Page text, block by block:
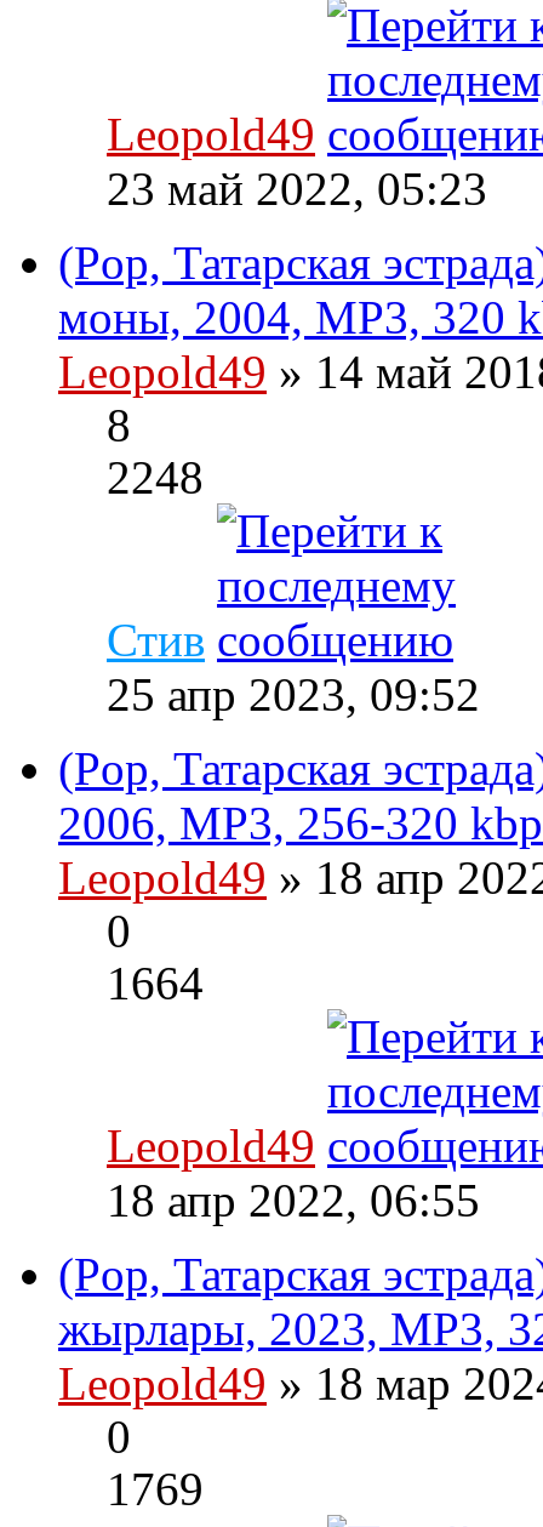
Leopold49
23 май 2022, 05:23
(Pop, Татарская
моны, 2004, MP3, 320
Leopold49 » 14 май
8
2248
Стив
25 апр 2023, 09:52
(Pop, Татарская
2006, MP3, 256-320
Leopold49 » 18 апр
0
1664
Leopold49
18 апр 2022, 06:55
(Pop, Татарская
жырлары, 2023, MP3,
Leopold49 » 18 мар
0
1769